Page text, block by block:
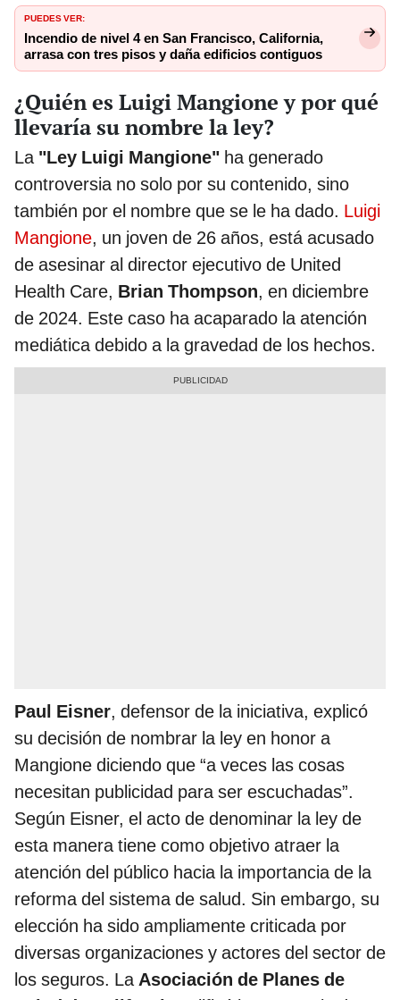
PUEDES VER:
Incendio de nivel 4 en San Francisco, California,
arrasa con tres pisos y daña edificios contiguos
¿Quién es Luigi Mangione y por qué
llevaría su nombre la ley?
La "Ley Luigi Mangione" ha generado
controversia no solo por su contenido, sino
también por el nombre que se le ha dado. Luigi
Mangione, un joven de 26 años, está acusado
de asesinar al director ejecutivo de United
Health Care, Brian Thompson, en diciembre
de 2024. Este caso ha acaparado la atención
mediática debido a la gravedad de los hechos.
Paul Eisner, defensor de la iniciativa, explicó
su decisión de nombrar la ley en honor a
Mangione diciendo que “a veces las cosas
necesitan publicidad para ser escuchadas”.
Según Eisner, el acto de denominar la ley de
esta manera tiene como objetivo atraer la
atención del público hacia la importancia de la
reforma del sistema de salud. Sin embargo, su
elección ha sido ampliamente criticada por
diversas organizaciones y actores del sector de
los seguros. LaAsociación de Planes de